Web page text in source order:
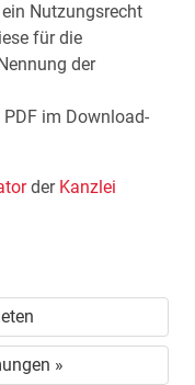
Nutzungsrecht
für die
der
im Download-
der Kanzlei
»